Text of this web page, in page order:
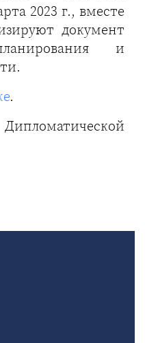
2023 г., вместе
документ
и
.